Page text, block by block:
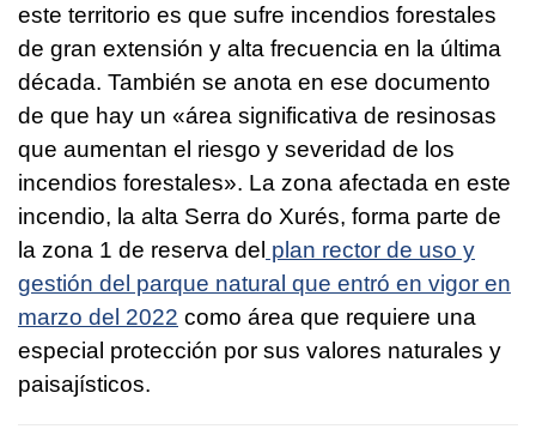
este territorio es que sufre incendios forestales
de gran extensión y alta frecuencia en la última
década. También se anota en ese documento
de que hay un «área significativa de resinosas
que aumentan el riesgo y severidad de los
incendios forestales». La zona afectada en este
incendio, la alta Serra do Xurés, forma parte de
la zona 1 de reserva del plan rector de uso y
gestión del parque natural que entró en vigor en
marzo del 2022 como área que requiere una
especial protección por sus valores naturales y
paisajísticos.